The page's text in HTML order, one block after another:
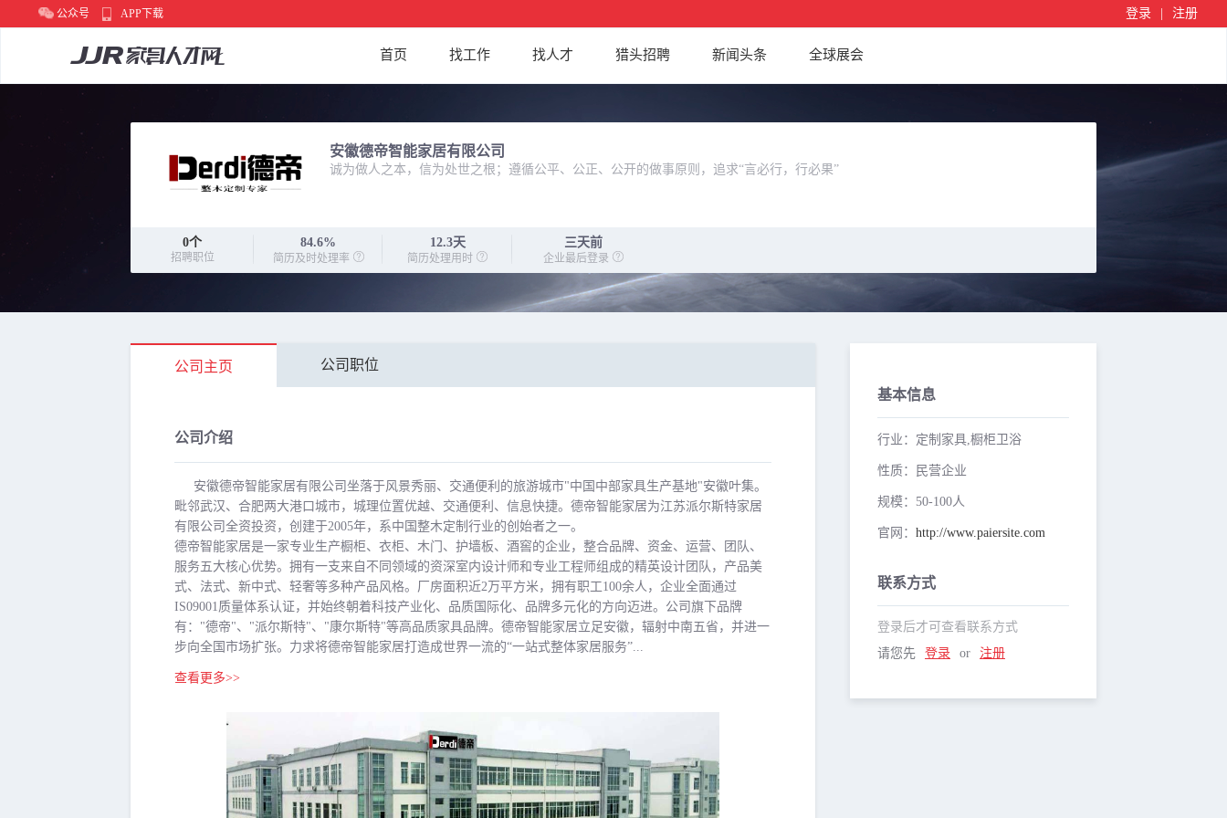
公众号 APP下载 登录 注册
首页 找工作 找人才 猎头招聘 新闻头条 全球展会
安徽德帝智能家居有限公司
诚为做人之本，信为处世之根；遵循公平、公正、公开的做事原则，追求“言必行，行必果”
0个
招聘职位
84.6%
简历及时处理率
12.3天
简历处理用时
三天前
企业最后登录
公司主页 公司职位
公司介绍
安徽德帝智能家居有限公司坐落于风景秀丽、交通便利的旅游城市"中国中部家具生产基地"安徽叶集。
毗邻武汉、合肥两大港口城市，城理位置优越、交通便利、信息快捷。德帝智能家居为江苏派尔斯特家居
有限公司全资投资，创建于2005年，系中国整木定制行业的创始者之一。
德帝智能家居是一家专业生产橱柜、衣柜、木门、护墙板、酒窖的企业，整合品牌、资金、运营、团队、
服务五大核心优势。拥有一支来自不同领域的资深室内设计师和专业工程师组成的精英设计团队，产品美
式、法式、新中式、轻奢等多种产品风格。厂房面积近2万平方米，拥有职工100余人，企业全面通过
IS09001质量体系认证，并始终朝着科技产业化、品质国际化、品牌多元化的方向迈进。公司旗下品牌
有："德帝"、"派尔斯特"、"康尔斯特"等高品质家具品牌。德帝智能家居立足安徽，辐射中南五省，并进一
步向全国市场扩张。力求将德帝智能家居打造成世界一流的“一站式整体家居服务”...
查看更多>>
基本信息
行业：定制家具,橱柜卫浴
性质：民营企业
规模：50-100人
官网： http://www.paiersite.com
联系方式
登录后才可查看联系方式
请您先
登录 or 注册